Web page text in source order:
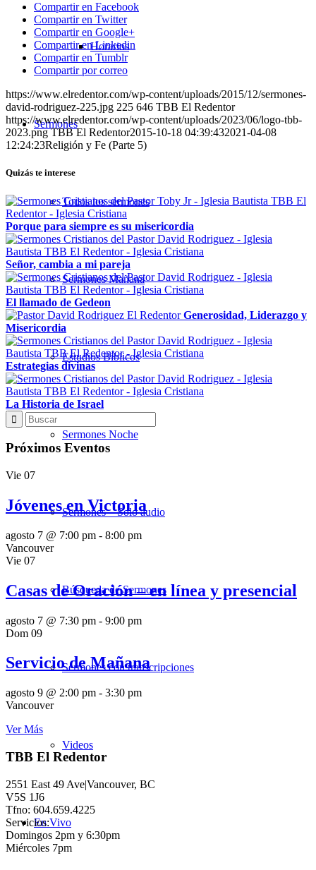
Horarios
Sermones
Todos los sermones
Sermones Mañana
Estudios Bíblicos
Sermones Noche
Sermones – Solo audio
Búsqueda de Sermones
Sermones con transcripciones
Videos
En Vivo
Compartir en Facebook
Compartir en Twitter
Compartir en Google+
Compartir en Linkedin
Compartir en Tumblr
Compartir por correo
https://www.elredentor.com/wp-content/uploads/2015/12/sermones-
david-rodriguez-225.jpg 225 646 TBB El Redentor
https://www.elredentor.com/wp-content/uploads/2023/06/logo-tbb-
2023.png TBB El Redentor2015-10-18 04:39:432021-04-08
12:24:23Religión y Fe (Parte 5)
Quizás te interese
Porque para siempre es su misericordia
Señor, cambia a mi pareja
El llamado de Gedeon
Generosidad, Liderazgo y
Misericordia
Estrategias divinas
La Historia de Israel
Próximos Eventos
Vie 07
Jóvenes en Victoria
agosto 7 @ 7:00 pm - 8:00 pm
Vancouver
Vie 07
Casas de Oración – en línea y presencial
agosto 7 @ 7:30 pm - 9:00 pm
Dom 09
Servicio de Mañana
agosto 9 @ 2:00 pm - 3:30 pm
Vancouver
Ver Más
TBB El Redentor
2551 East 49 Ave|Vancouver, BC
V5S 1J6
Tfno: 604.659.4225
Servicios:
Domingos 2pm y 6:30pm
Miércoles 7pm